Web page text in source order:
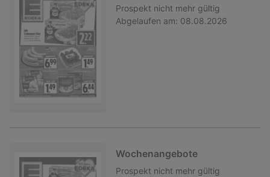
Prospekt nicht mehr gültig
Abgelaufen am: 08.08.2026
Wochenangebote
Prospekt nicht mehr gültig